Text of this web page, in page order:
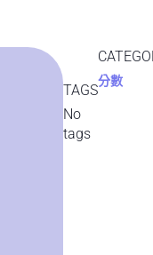
TAGS
No
tags
分數